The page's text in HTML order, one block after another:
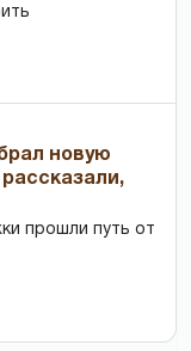
новую
прошли путь от